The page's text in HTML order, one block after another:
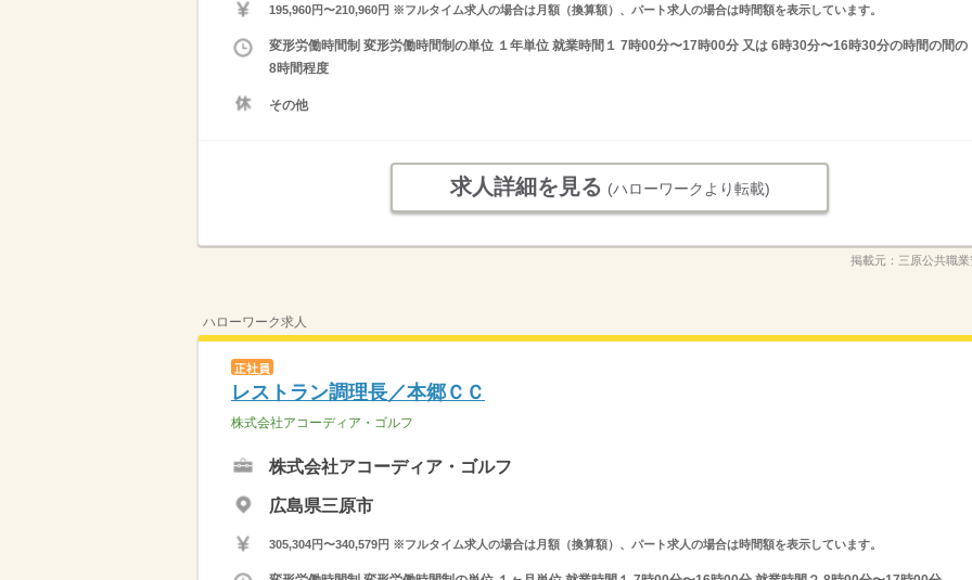
195,960円〜210,960円 ※フルタイム求人の場合は月額（換算額）、パート求人の場合は時間額を表示しています。
変形労働時間制 変形労働時間制の単位 １年単位 就業時間１ 7時00分〜17時00分 又は 6時30分〜16時30分の時間の間の
8時間程度
その他
求人詳細を見る (ハローワークより転載)
掲載元： 三原公共職
ハローワーク求人
正社員
レストラン調理長／本郷ＣＣ
株式会社アコーディア・ゴルフ
株式会社アコーディア・ゴルフ
広島県三原市
305,304円〜340,579円 ※フルタイム求人の場合は月額（換算額）、パート求人の場合は時間額を表示しています。